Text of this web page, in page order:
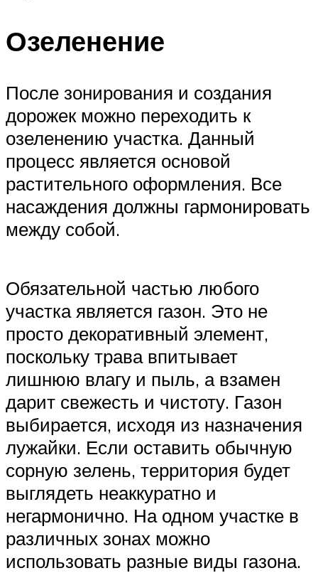
Озеленение
После зонирования и создания
дорожек можно переходить к
озеленению участка. Данный
процесс является основой
растительного оформления. Все
насаждения должны гармонировать
между собой.
Обязательной частью любого
участка является газон. Это не
просто декоративный элемент,
поскольку трава впитывает
лишнюю влагу и пыль, а взамен
дарит свежесть и чистоту. Газон
выбирается, исходя из назначения
лужайки. Если оставить обычную
сорную зелень, территория будет
выглядеть неаккуратно и
негармонично. На одном участке в
различных зонах можно
использовать разные виды газона.